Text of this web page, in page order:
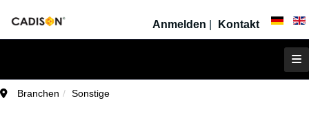
Anmelden Kontakt
Branchen Sonstige